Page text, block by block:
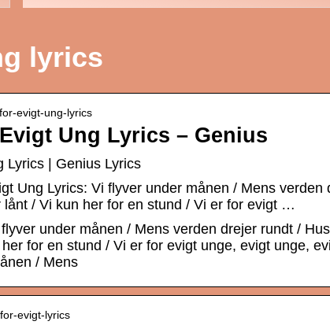
lyrics
evigt-ung-lyrics
Ung Lyrics – Genius
Lyrics | Genius Lyrics
Ung Lyrics: Vi flyver under månen / Mens verden
lånt / Vi kun her for en stund / Vi er for evigt …
under månen / Mens verden drejer rundt /
for en stund / Vi er for evigt unge, evigt unge,
/ Mens
evigt-lyrics